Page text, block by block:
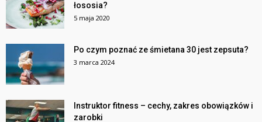
łososia?
5 maja 2020
Po czym poznać ze śmietana 30 jest zepsuta?
3 marca 2024
Instruktor fitness – cechy, zakres obowiązków i
zarobki